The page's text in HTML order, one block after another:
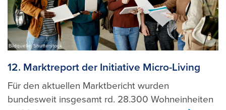
Bildquelle: Shutterstock
12. Marktreport der Initiative Micro-Living
Für den aktuellen Marktbericht wurden
bundesweit insgesamt rd. 28.300 Wohneinheiten